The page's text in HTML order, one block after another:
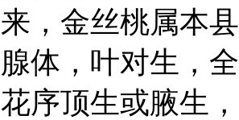
来，金丝桃属本
腺体，叶对生，
花序顶生或腋生